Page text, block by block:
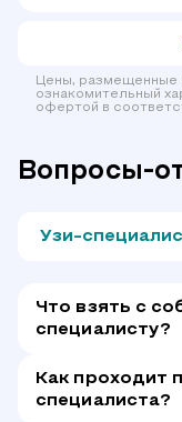
Цены, размещенные
ознакомительный
офертой в
Вопросы-
Узи-
Что взять с
специалисту?
Как проходит
специалиста?